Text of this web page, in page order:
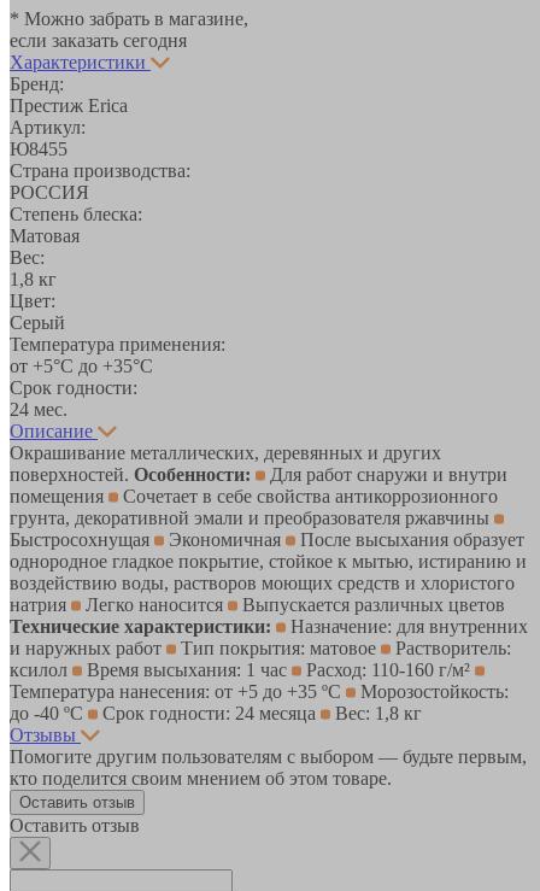
* Можно забрать в магазине,
если заказать сегодня
Характеристики
Бренд:
Престиж Erica
Артикул:
Ю8455
Страна производства:
РОССИЯ
Степень блеска:
Матовая
Вес:
1,8 кг
Цвет:
Серый
Температура применения:
от +5°С до +35°С
Срок годности:
24 мес.
Описание
Окрашивание металлических, деревянных и других
поверхностей. Особенности:
Для работ снаружи и внутри
помещения
Сочетает в себе свойства антикоррозионного
грунта, декоративной эмали и преобразователя ржавчины
Быстросохнущая
Экономичная
После высыхания образует
однородное гладкое покрытие, стойкое к мытью, истиранию и
воздействию воды, растворов моющих средств и хлористого
натрия
Легко наносится
Выпускается различных цветов
Технические характеристики:
Назначение: для внутренних
и наружных работ
Тип покрытия: матовое
Растворитель:
ксилол
Время высыхания: 1 час
Расход: 110-160 г/м²
Температура нанесения: от +5 до +35 ºС
Морозостойкость:
до -40 ºС
Срок годности: 24 месяца
Вес: 1,8 кг
Отзывы
Помогите другим пользователям с выбором — будьте первым,
кто поделится своим мнением об этом товаре.
Оставить отзыв
Оставить отзыв